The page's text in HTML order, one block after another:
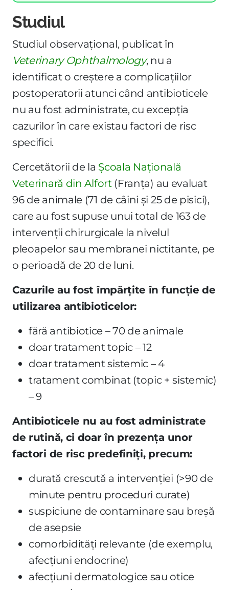
Studiul
Studiul observațional, publicat în
Veterinary Ophthalmology, nu a
identificat o creștere a complicațiilor
postoperatorii atunci când antibioticele
nu au fost administrate, cu excepția
cazurilor în care existau factori de risc
specifici.
Cercetătorii de la Școala Națională
Veterinară din Alfort(Franța) au evaluat
96 de animale (71 de câini și 25 de pisici),
care au fost supuse unui total de 163 de
intervenții chirurgicale la nivelul
pleoapelor sau membranei nictitante, pe
o perioadă de 20 de luni.
Cazurile au fost împărțite în funcție de
utilizarea antibioticelor:
fără antibiotice – 70 de animale
doar tratament topic – 12
doar tratament sistemic – 4
tratament combinat (topic + sistemic)
– 9
Antibioticele nu au fost administrate
de rutină, ci doar în prezența unor
factori de risc predefiniți, precum:
durată crescută a intervenției (>90 de
minute pentru proceduri curate)
suspiciune de contaminare sau breșă
de asepsie
comorbidități relevante (de exemplu,
afecțiuni endocrine)
afecțiuni dermatologice sau otice